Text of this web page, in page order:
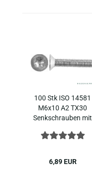
100 Stk ISO 14581
M6x10 A2 TX30
Senk­schrau­ben mit
DIN 965 ), Edel­stahl
6,89 EUR